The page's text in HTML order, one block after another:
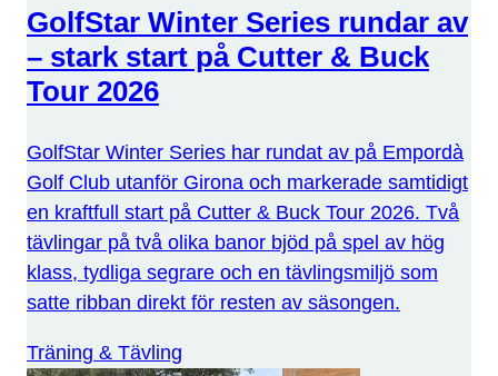
GolfStar Winter Series rundar av
– stark start på Cutter & Buck
Tour 2026
GolfStar Winter Series har rundat av på Empordà
Golf Club utanför Girona och markerade samtidigt
en kraftfull start på Cutter & Buck Tour 2026. Två
tävlingar på två olika banor bjöd på spel av hög
klass, tydliga segrare och en tävlingsmiljö som
satte ribban direkt för resten av säsongen.
Träning & Tävling